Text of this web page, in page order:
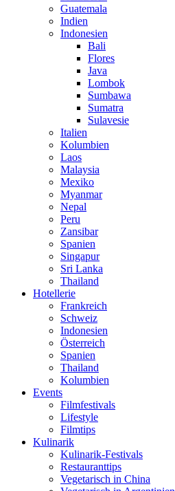
Guatemala
Indien
Indonesien
Bali
Flores
Java
Lombok
Sumbawa
Sumatra
Sulavesie
Italien
Kolumbien
Laos
Malaysia
Mexiko
Myanmar
Nepal
Peru
Zansibar
Spanien
Singapur
Sri Lanka
Thailand
Hotellerie
Frankreich
Schweiz
Indonesien
Österreich
Spanien
Thailand
Kolumbien
Events
Filmfestivals
Lifestyle
Filmtips
Kulinarik
Kulinarik-Festivals
Restauranttips
Vegetarisch in China